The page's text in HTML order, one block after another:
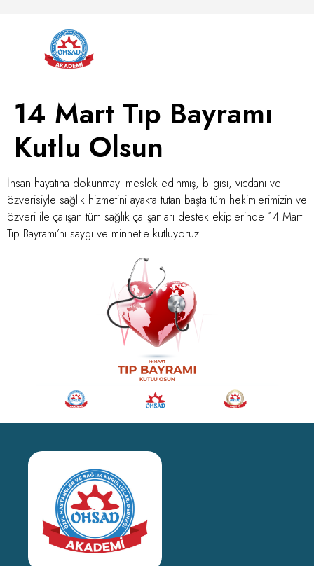
14 Mart Tıp Bayramı
Kutlu Olsun
İnsan hayatına dokunmayı meslek edinmiş, bilgisi, vicdanı ve
özverisiyle sağlık hizmetini ayakta tutan başta tüm hekimlerimizin ve
özveri ile çalışan tüm sağlık çalışanları destek ekiplerinde 14 Mart
Tıp Bayramı’nı saygı ve minnetle kutluyoruz.